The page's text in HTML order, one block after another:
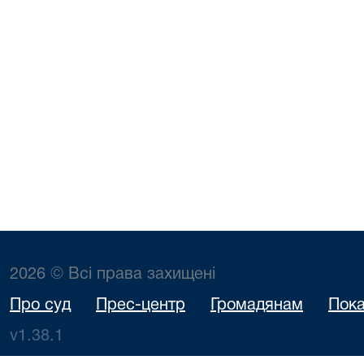
2026 © Всі права захищені
Про суд Прес-центр Громадянам
v1.38.1